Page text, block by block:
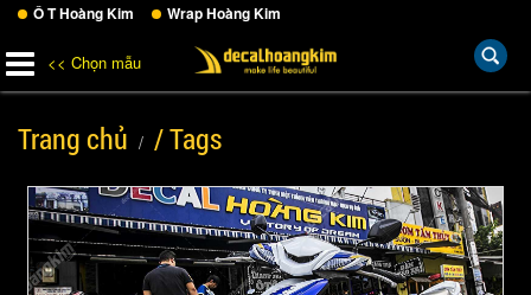
Ô T Hoàng Kim Wrap Hoàng Kim
<< Chọn mẫu
Trang chủ / Tags